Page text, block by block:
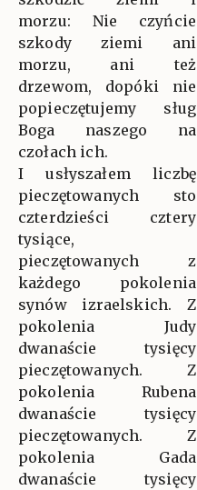
morzu: Nie czyńcie
szkody ziemi ani
morzu, ani też
drzewom, dopóki nie
popieczętujemy sług
Boga naszego na
czołach ich.
I usłyszałem liczbę
pieczętowanych sto
czterdzieści cztery
tysiące,
pieczętowanych z
każdego pokolenia
synów izraelskich. Z
pokolenia Judy
dwanaście tysięcy
pieczętowanych. Z
pokolenia Rubena
dwanaście tysięcy
pieczętowanych. Z
pokolenia Gada
dwanaście tysięcy